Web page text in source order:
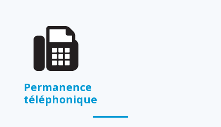
Permanence
téléphonique